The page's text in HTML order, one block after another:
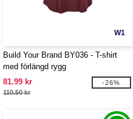
W1
Build Your Brand BY036 - T-shirt
med förlängd rygg
81.99 kr
110.50 kr
-26%